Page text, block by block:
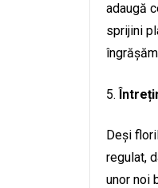
adaugă
sprijini
Deși
regulat,
unor noi